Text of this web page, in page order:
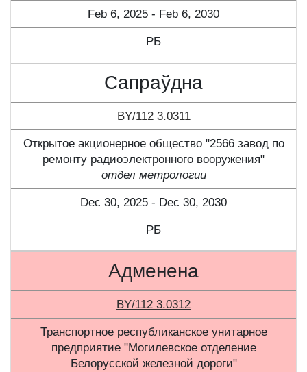
Feb 6, 2025 - Feb 6, 2030
РБ
Сапраўдна
BY/112 3.0311
Открытое акционерное общество "2566 завод по
ремонту радиоэлектронного вооружения"
отдел метрологии
Dec 30, 2025 - Dec 30, 2030
РБ
Адменена
BY/112 3.0312
Транспортное республиканское унитарное
предприятие "Могилевское отделение
Белорусской железной дороги"